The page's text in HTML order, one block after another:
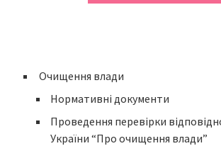
Очищення влади
Нормативні документи
Проведення перевірки
України “Про очищення влади”